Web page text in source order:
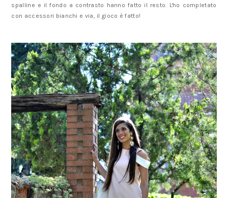
spalline e il fondo a contrasto hanno fatto il resto. L'ho completato
con accessori bianchi e via, il gioco è fatto!